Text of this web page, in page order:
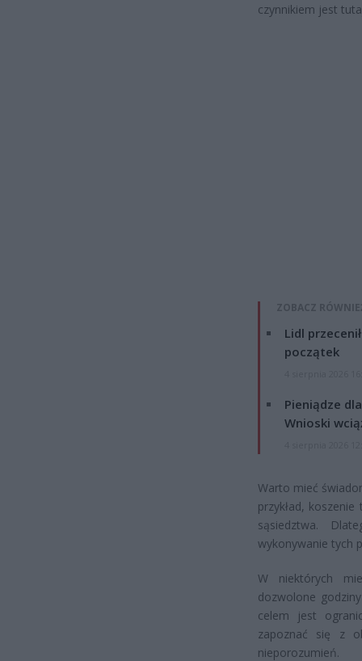
czynnikiem jest
ZOBACZ
Lidl
początek
Pieniądze
Wnioski
Warto mieć
przykład,
sąsiedztwa.
wykonywanie tych
W niektórych
dozwolone
celem jest
zapoznać się z
nieporozumień.